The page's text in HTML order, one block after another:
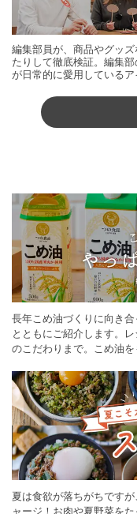
編集部員が、商品やグッ
たりして徹底検証。編集
が日常的に愛用しているア
長年こめ油づくりに向き
とともにご紹介します。
のこだわりまで。こめ油
夏は食欲が落ちがちです
ャージ！お肉や夏野菜を